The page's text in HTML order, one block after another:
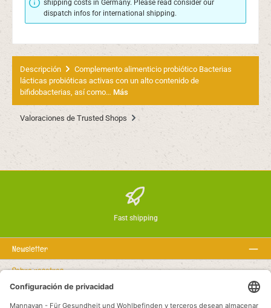
shipping costs in Germany. Please read consider our
dispatch infos for international shipping.
Descripción
Complemento alimenticio probiótico Bacterias
lácticas probióticas activas con un alto contenido de
bifidobacterias, así como… Más
Valoraciones de Trusted Shops
Fast shipping
Newsletter
Sobre nosotros
Textos legales